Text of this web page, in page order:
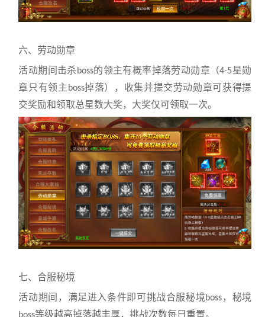
六、劳动勋章
活动期间击杀 boss的领主有概率掉落劳动勋章（4-5星勋
章只有领主 boss掉落），收集并提交劳动勋章可获得提
交奖励和领取总星数大奖，大奖仅可领取一次。
七、合服秘境
活动期间，满足进入条件即可挑战合服秘境boss ，秘境
boss等级越高掉落越丰厚，挑战次数每日重置。